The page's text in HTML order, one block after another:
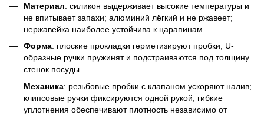
Материал: силикон выдерживает высокие температуры и
не впитывает запахи; алюминий лёгкий и не ржавеет;
нержавейка наиболее устойчива к царапинам.
Форма: плоские прокладки герметизируют пробки, U-
образные ручки пружинят и подстраиваются под толщину
стенок посуды.
Механика: резьбовые пробки с клапаном ускоряют налив;
клипсовые ручки фиксируются одной рукой; гибкие
уплотнения обеспечивают плотность независимо от